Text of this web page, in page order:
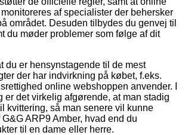
af specialister der behersker
området. Desuden tilbydes du genvej til
du møder problemer som følge af dit
du er hensynstagende til de mest
der har indvirkning på købet, f.eks.
online webshoppen anvender. I
det virkelig afgørende, at man stadig
kvittering, så man senere vil kunne
ARP9 Amber, hvad end du
til en dame eller herre.